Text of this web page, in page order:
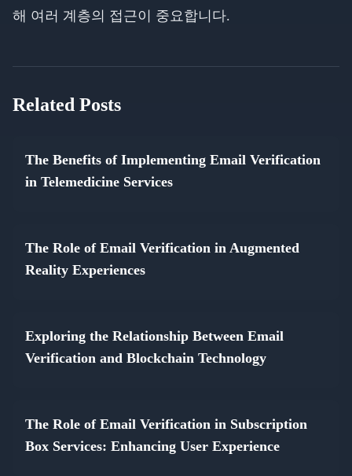
해 여러 계층의 접근이 중요합니다.
Related Posts
The Benefits of Implementing Email Verification
in Telemedicine Services
The Role of Email Verification in Augmented
Reality Experiences
Exploring the Relationship Between Email
Verification and Blockchain Technology
The Role of Email Verification in Subscription
Box Services: Enhancing User Experience